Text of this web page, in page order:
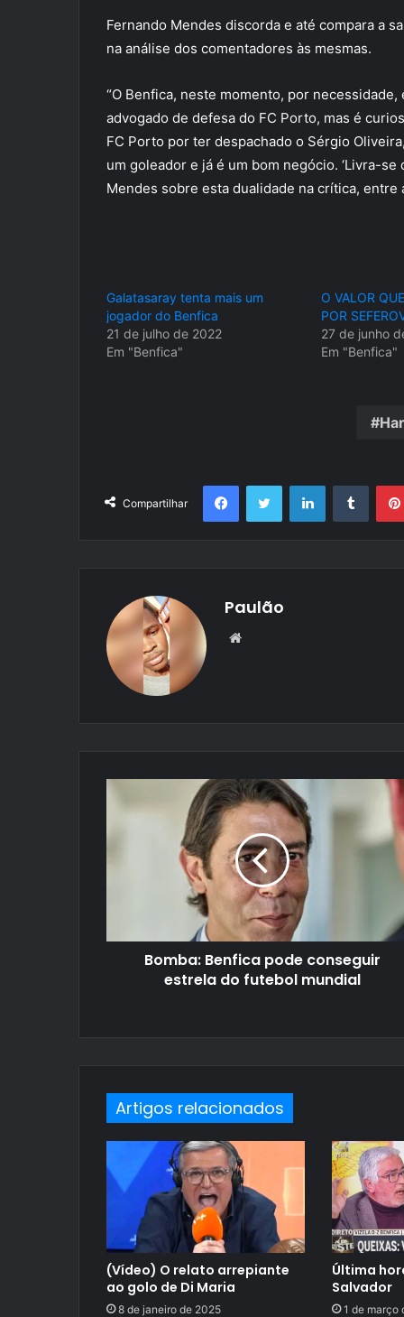
Fernando Mendes discorda e até compara a
na análise dos comentadores às mesmas.
“O Benfica, neste momento, por
advogado de defesa do FC Porto, mas é
FC Porto por ter despachado o Sérgio
um goleador e já é um bom negócio. ‘Livra-
Mendes sobre esta dualidade na crítica, entre
Galatasaray tenta mais um
jogador do Benfica
21 de julho de 2022
Em "Benfica"
O VALOR
POR
27 de junho
Em "Benfica"
Compartilhar
FacebookTwitter Linkedin
Paulão
Website
Bomba: Benfica pode conseguir
estrela do futebol mundial
Artigos relacionados
(Vídeo) O relato arrepiante
ao golo de Di Maria
8 de janeiro de 2025
Última
Salvador
1 de março